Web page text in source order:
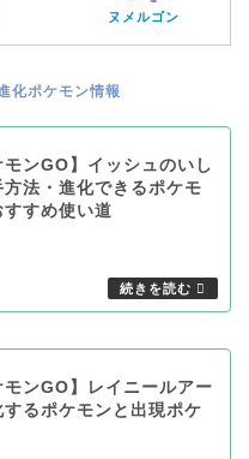
ヌメルゴン
化ポケモン情報
モンGO】イッシュのいし
方法・進化できるポケモ
すすめ使い道
モンGO】レイニールアー
するポケモンと出現ポケ